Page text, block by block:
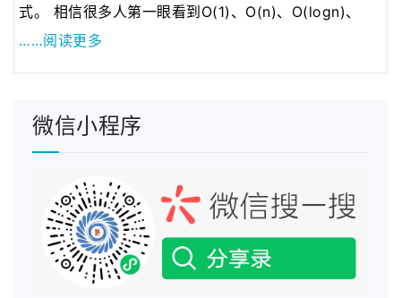
式。 相信很多人第一眼看到O(1)、O(n)、O(logn)、
……阅读更多
微信小程序